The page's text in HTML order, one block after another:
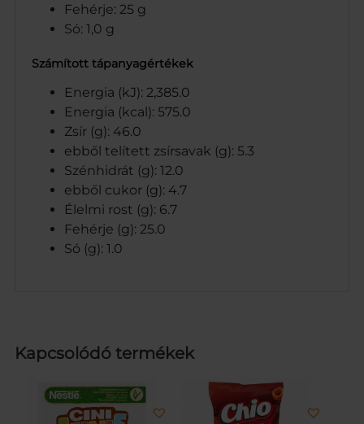
Fehérje: 25 g
Só: 1,0 g
Számított tápanyagértékek
Energia (kJ): 2,385.0
Energia (kcal): 575.0
Zsír (g): 46.0
ebből telített zsírsavak (g): 5.3
Szénhidrát (g): 12.0
ebből cukor (g): 4.7
Élelmi rost (g): 6.7
Fehérje (g): 25.0
Só (g): 1.0
Kapcsolódó termékek